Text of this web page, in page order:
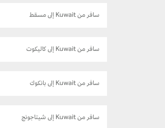
سافر من Kuwait إلى مسقط
سافر من Kuwait إلى كاليكوت
سافر من Kuwait إلى بانكوك
سافر من Kuwait إلى شيتاجونج